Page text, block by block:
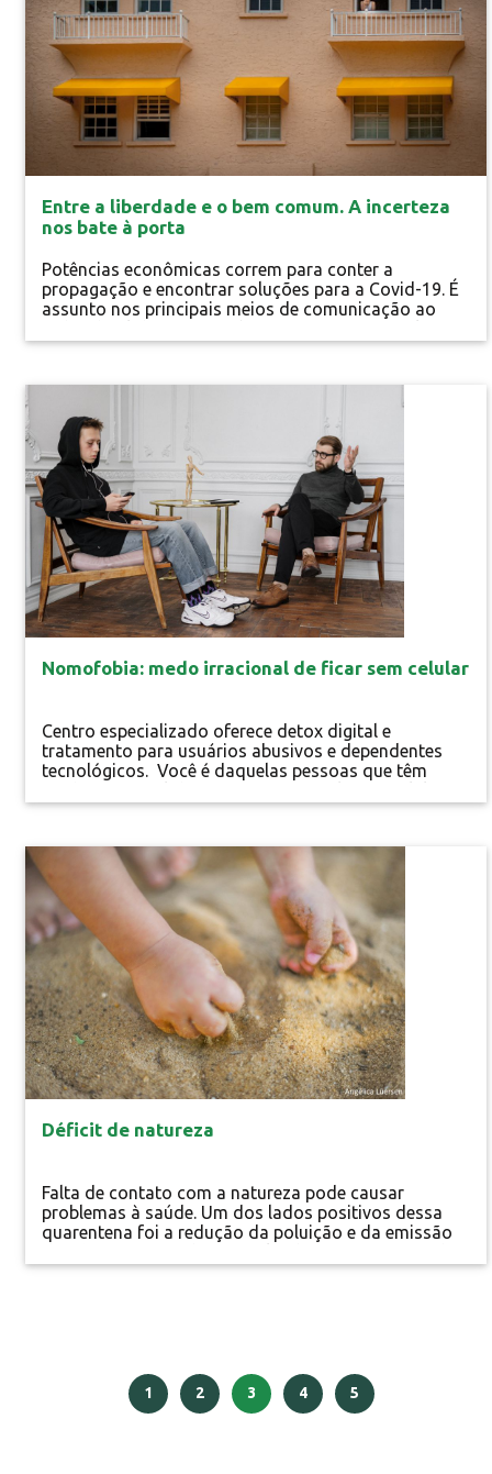
Entre a liberdade e o bem comum. A incerteza
nos bate à porta
Potências econômicas correm para conter a
propagação e encontrar soluções para a Covid-19. É
assunto nos principais meios de comunicação ao
mais pesquisadas na internet. Para além das milhares
misóginas, charges pouco diplomáticas, teorias
Nomofobia: medo irracional de ficar sem celular
Centro especializado oferece detox digital e
tratamento para usuários abusivos e dependentes
tecnológicos. Você é daquelas pessoas que têm
Ou que passa a madrugada no videogame? Ou,
computador? Você pode ser um usuário abusivo das
tecnologias ou, caso esse uso esteja associado a
algum transtorno psíquico...
Educação Ambiental
Déficit de natureza
Falta de contato com a natureza pode causar
problemas à saúde. Um dos lados positivos dessa
quarentena foi a redução da poluição e da emissão
alto de prédios residenciais, o espetáculo das
1 2 3 4 5